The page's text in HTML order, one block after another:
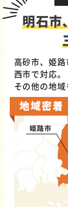
明石市
高砂市、姫
西市で対応。
その他の地域